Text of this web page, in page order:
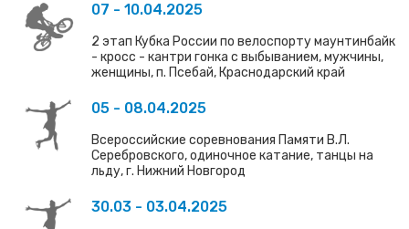
07 - 10.04.2025
2 этап Кубка России по велоспорту маунтинбайк
- кросс - кантри гонка с выбыванием, мужчины,
женщины, п. Псебай, Краснодарский край
05 - 08.04.2025
Всероссийские соревнования Памяти В.Л.
Серебровского, одиночное катание, танцы на
льду, г. Нижний Новгород
30.03 - 03.04.2025